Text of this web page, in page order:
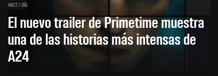
HACE 1 DÍA
El nuevo trailer de Primetime muestra
una de las historias más intensas de
A24